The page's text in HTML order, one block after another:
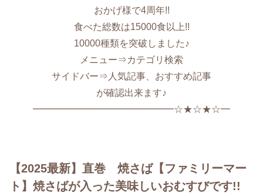
おかげ様で4周年!!
食べた総数は15000食以上!!
10000種類を突破しました♪
メニュー⇒カテゴリ検索
サイドバー⇒人気記事、おすすめ記事
が確認出来ます♪
━━━━━━━━━━━━━━━☆★☆★☆━
【2025最新】直巻 焼さば【ファミリーマー
ト】焼さばが入った美味しいおむすびです!!